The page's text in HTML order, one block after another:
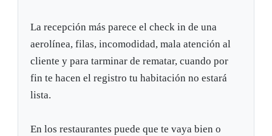
La recepción más parece el check in de una
aerolínea, filas, incomodidad, mala atención al
cliente y para tarminar de rematar, cuando por
fin te hacen el registro tu habitación no estará
lista.
En los restaurantes puede que te vaya bien o